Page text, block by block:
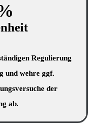
Regulierung
und wehre ggf.
der
ab.